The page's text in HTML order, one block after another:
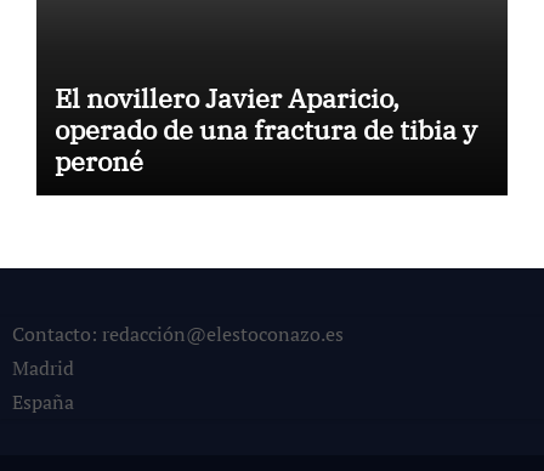
El novillero Javier Aparicio,
operado de una fractura de tibia y
peroné
Contacto: redacción@elestoconazo.es
Madrid
España